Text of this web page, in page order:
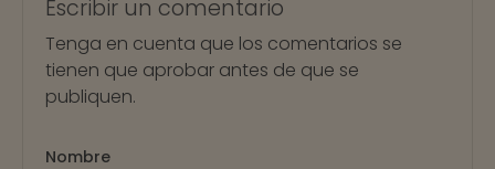
Escribir un comentario
Tenga en cuenta que los comentarios se
tienen que aprobar antes de que se
publiquen.
Nombre